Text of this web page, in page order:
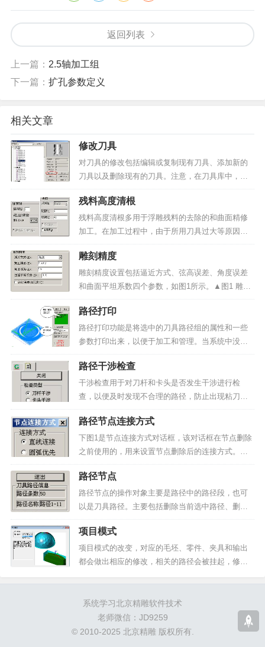
返回列表
上一篇： 2.5轴加工组
下一篇： 扩孔参数定义
相关文章
修改刀具
对刀具的修改包括编辑或复制现有刀具、添加新的
刀具以及删除现有的刀具。注意，在刀具库中，被
使用的刀具呈加锁状态，它们不能被编辑或删除。
编辑刀具编辑刀具库中的刀具的过程是：1）选中需
要编辑的刀具；2）点击“编辑”按钮，系统会弹出刀
具对话框，如图...
残料高度清根
残料高度清根多用于浮雕残料的去除的和曲面精修
加工。在加工过程中，由于所用刀具过大等原因，
会导致有的地方加工不到而留下残料。残料高度清
根能够根据上把刀具（或者上道工序路径）和精加
工刀具自动加工这些残料。残料高度清根可以通过
指定上把刀具来去除余...
雕刻精度
雕刻精度设置包括逼近方式、弦高误差、角度误差
和曲面平坦系数四个参数，如图1所示。▲图1 雕刻
精度逼近方式：路径的逼近方式一般包括两种，分
别为“圆弧逼近方式”和“直线逼近方式”。刀具在雕刻
过程中只能走直线段或圆弧（即直线逼近和圆弧逼
近）。如果...
路径打印
路径打印功能是将选中的刀具路径组的属性和一些
参数打印出来，以便于加工和管理。当系统中没有
路径的时候该命令不可用。操作过程如下：1）选择
菜单命令选择“加工项目(T)>>路径打印(P)”菜单项。
在应用程序的右边会弹出一个导航窗口，如...
路径干涉检查
干涉检查用于对刀杆和卡头是否发生干涉进行检
查，以便及时发现不合理的路径，防止出现粘刀、
断刀、撞上卡头、损坏机床等现象。在加工环境下
选择“刀具路径>>路径干涉检查”菜单项，或在导航工
具栏的加工刀具面树状列表项上单击鼠标右键，弹
出上...
路径节点连接方式
下图1是节点连接方式对话框，该对话框在节点删除
之前使用的，用来设置节点删除后的连接方式。▲
图1 节点连接方式对话框直线连接：是指删除节点
后，该节点的前后节点之间用直线连接上。圆弧优
先：是指当该删除的点位于圆弧上的时候，该点前
后两边的点可以采...
路径节点
路径节点的操作对象主要是路径中的路径段，也可
以是刀具路径。主要包括删除当前选中路径、删除
单个、多个和区域内的节点、单条路径的反向、修
改和插入路径的节点以及节点处打断等功能。如果
是封闭的路径，还可以重新定义路径的起点。所有
这些操作可以分为对路...
项目模式
项目模式的改变，对应的毛坯、零件、夹具和输出
都会做出相应的修改，相关的路径会被挂起，修改
现如图所示的工具条，不同的刀具平面只能使用相
同的毛坯、零件、...
系统学习北京精雕软件技术
老师微信：JD9259
© 2010-2025 北京精雕 版权所有.